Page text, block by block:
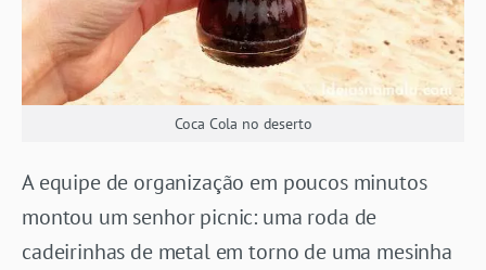
Coca Cola no deserto
A equipe de organização em poucos minutos
montou um senhor picnic: uma roda de
cadeirinhas de metal em torno de uma mesinha